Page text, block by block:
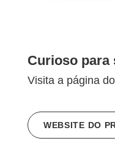
Curioso para
Visita a página
WEBSITE DO